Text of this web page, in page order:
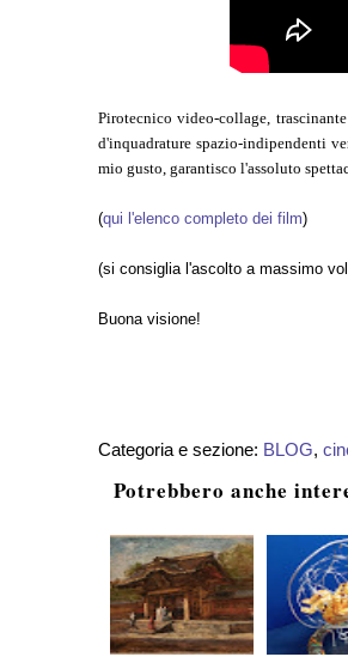
Pirotecnico video-collage,
d'inquadrature spazio-indipendenti
mio gusto, garantisco l'assoluto
(qui l'elenco completo dei film)
(si consiglia l'ascolto a massimo
Buona visione!
Categoria e sezione: BLOG,
Potrebbero anche